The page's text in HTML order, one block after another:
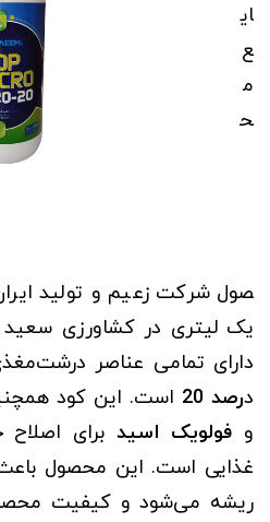
ای
ع
م
ح
صول شرکت زعیم و تولید
یک لیتری در کشاورزی
دارای تمامی عناصر
درصد 20 است. این کود
و فولویک اسید برای
غذایی است. این محصول
ریشه می‌شود و کیفیت